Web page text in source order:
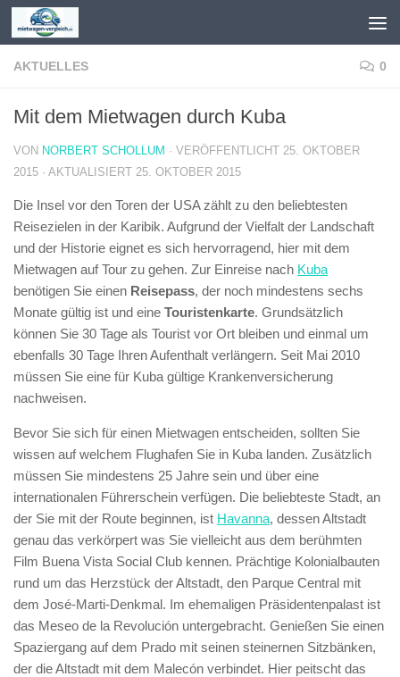
Zum Inhalt springen
AKTUELLES 0
Mit dem Mietwagen durch Kuba
VON NORBERT SCHOLLUM · VERÖFFENTLICHT 25. OKTOBER
2015 · AKTUALISIERT 25. OKTOBER 2015
Die Insel vor den Toren der USA zählt zu den beliebtesten
Reisezielen in der Karibik. Aufgrund der Vielfalt der Landschaft
und der Historie eignet es sich hervorragend, hier mit dem
Mietwagen auf Tour zu gehen. Zur Einreise nach Kuba
benötigen Sie einen Reisepass, der noch mindestens sechs
Monate gültig ist und eine Touristenkarte. Grundsätzlich
können Sie 30 Tage als Tourist vor Ort bleiben und einmal um
ebenfalls 30 Tage Ihren Aufenthalt verlängern. Seit Mai 2010
müssen Sie eine für Kuba gültige Krankenversicherung
nachweisen.
Bevor Sie sich für einen Mietwagen entscheiden, sollten Sie
wissen auf welchem Flughafen Sie in Kuba landen. Zusätzlich
müssen Sie mindestens 25 Jahre sein und über eine
internationalen Führerschein verfügen. Die beliebteste Stadt, an
der Sie mit der Route beginnen, ist Havanna, dessen Altstadt
genau das verkörpert was Sie vielleicht aus dem berühmten
Film Buena Vista Social Club kennen. Prächtige Kolonialbauten
rund um das Herzstück der Altstadt, den Parque Central mit
dem José-Marti-Denkmal. Im ehemaligen Präsidentenpalast ist
das Meseo de la Revolución untergebracht. Genießen Sie einen
Spaziergang auf dem Prado mit seinen steinernen Sitzbänken,
der die Altstadt mit dem Malecón verbindet. Hier peitscht das